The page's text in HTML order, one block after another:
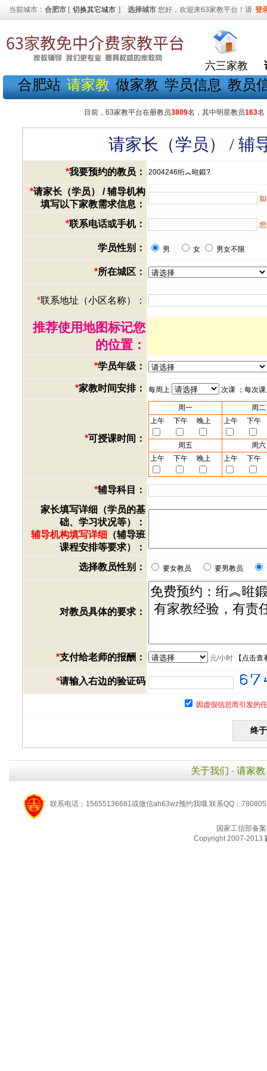
当前城市： 合肥市 [ 切换其它城市 ] 选择城市 您好，欢迎来63家教平台！请 登
六三家教
合肥站 请家教 做家教 学员信息 教员
目前，63家教平台在册教员3809名，其中明星教员163名
请家长（学员） / 辅
*我要预约的教员： 2004246绗︽暀鍛?
*请家长（学员） / 辅导机构
填写以下家教需求信息：
*联系电话或手机：
学员性别： 男 女 男女不限
*所在城区：
*联系地址（小区名称）：
推荐使用地图标记您
的位置：
*学员年级：
*家教时间安排： 每周上 次课 ；每次
*可授课时间：
周一
周二
上午
下午 晚上 上午 下午
周五
周六
上午
下午 晚上 上午 下午
*辅导科目：
家长填写详细（学员的基
础、学习状况等）：
辅导机构填写详细 （辅导班
课程安排等要求）：
选择教员性别：
要女教员 要男教员
对教员具体的要求：
*支付给老师的报酬： 元/小时【 点击查
*请输入右边的验证码
因虚假信息而引发的
关于我们 - 请家教
联系电话：15655136681或微信ah63wz预约我哦 联系QQ：
国家工信部备
Copyright 2007-2013